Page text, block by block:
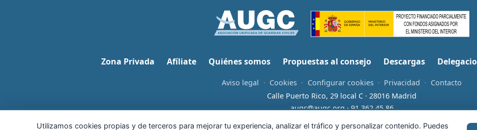
Zona Privada Afíliate Quiénes somos Propuestas al consejo Descargas
Aviso legal · Cookies · Configurar cookies · Privacidad · Contacto
Calle Puerto Rico, 29 local C · 28016 Madrid
augc@augc.org ·91 362 45 86
UsuarioFacebook
X Instagram
YouTubeBluesky
RSS
Utilizamos cookies propias y de terceros para mejorar tu experiencia, analizar el tráfico y personalizar contenido. Puedes